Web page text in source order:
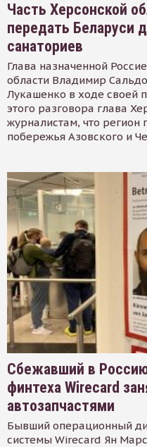
Часть Херсонской
передать Беларуси
санаториев
Глава назначенной
области Владимир
Лукашенко в ходе своей
этого разговора глава
журналистам, что регион
побережья Азовского и
Сбежавший в
финтеха Wirecard
автозапчастями
Бывший операционный
системы Wirecard Ян